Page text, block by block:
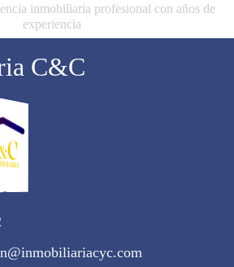
inmobiliaria profesional con años de
experiencia
C&C